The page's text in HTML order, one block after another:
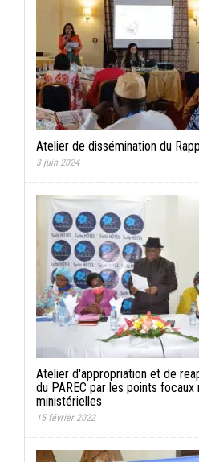
Atelier de dissémination du
3 juin 2024
Atelier d'appropriation et de
du PAREC par les points
ministérielles
15 février 2022